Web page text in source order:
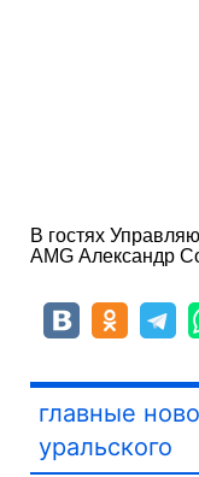
В гостях
AMG Александр
главные
уральского